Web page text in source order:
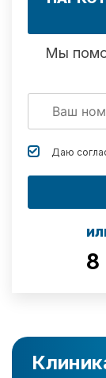
Мы
Даю
8